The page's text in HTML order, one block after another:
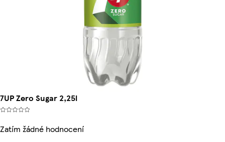
7UP Zero Sugar 2,25l
Zatím žádné hodnocení